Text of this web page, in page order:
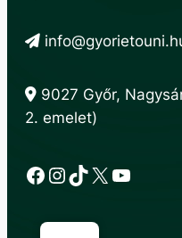
9027 Győr,
2. emelet)
Facebook
Instagram
TikTok
X